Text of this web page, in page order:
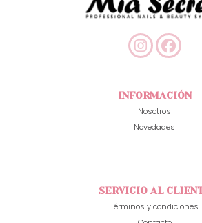
INFORMACIÓN
Nosotros
Novedades
SERVICIO AL
Términos y condiciones